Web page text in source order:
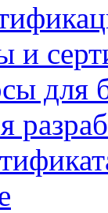
и
для